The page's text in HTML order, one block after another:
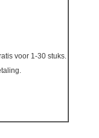
voor 1-30 stuks.